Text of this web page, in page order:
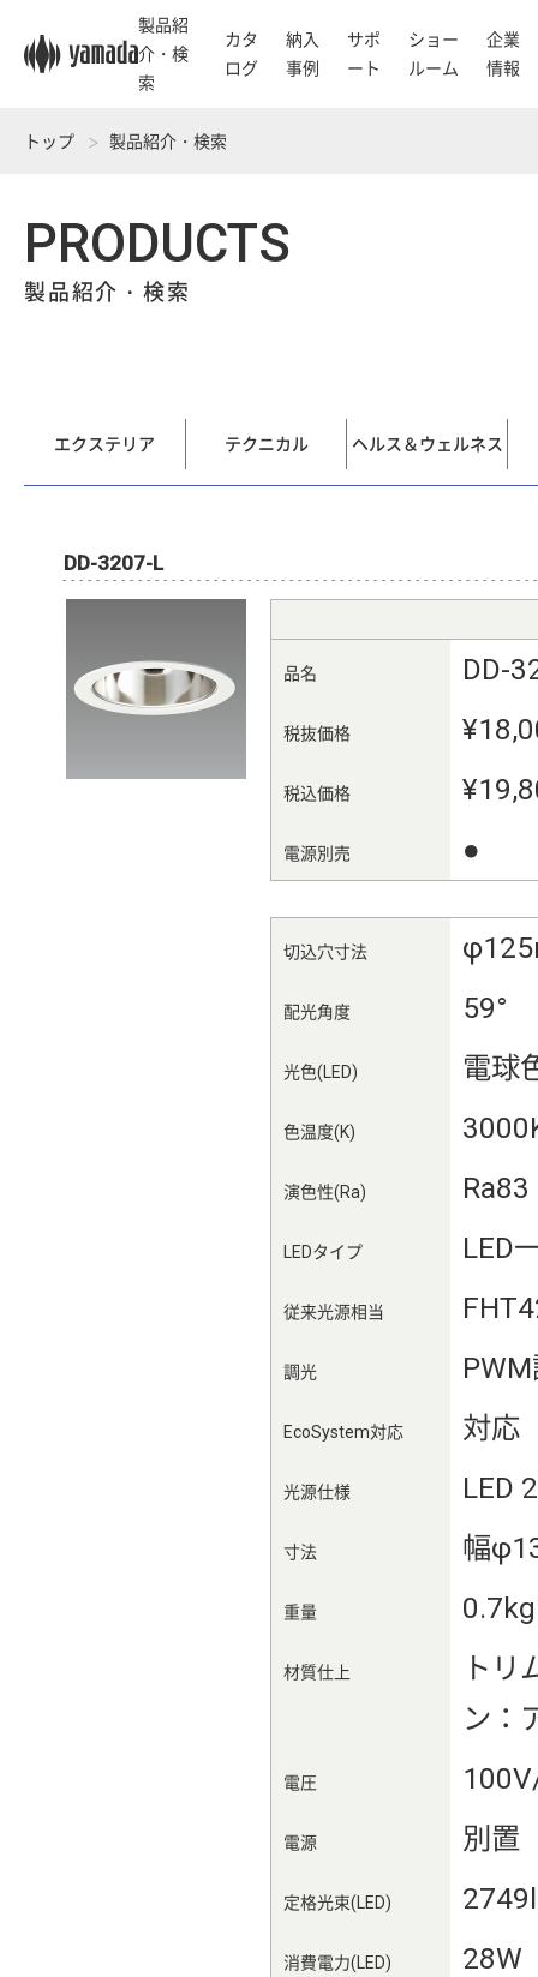
製品紹
介・検
索
カタ
ログ
納入
事例
サポ
ート
ショー
ルーム
企業
情報
トップ 製品紹介・検索
PRODUCTS
製品紹介・検索
エクステリア テクニカル ヘルス＆ウェルネス
DD-3207-L
品名 DD-
税抜価格
税込価格
電源別売 ●
切込穴寸法
配光角度 59°
光色(LED) 電球
色温度(K)
演色性(Ra) Ra83
LEDタイプ LED
従来光源相当
調光
EcoSystem対応 対応
光源仕様 LED
寸法 幅
重量 0.7kg
材質仕上
トリ
ン：
電圧
電源 別置
定格光束(LED)
消費電力(LED) 28W